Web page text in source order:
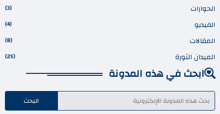
الحوارات (3)
الفيديو (4)
المقالات (8)
الميدان الثورة (25)
ابحث في هذه المدونة